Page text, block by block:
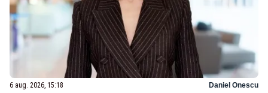
6 aug. 2026, 15:18 Daniel Onescu